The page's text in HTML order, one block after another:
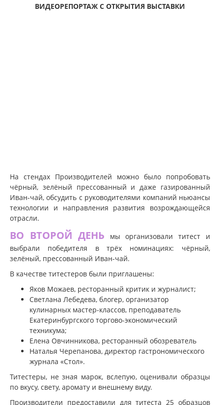
ВИДЕОРЕПОРТАЖ С ОТКРЫТИЯ ВЫСТАВКИ
На стендах Производителей можно было попробовать
чёрный, зелёный прессованный и даже газированный
Иван-чай, обсудить с руководителями компаний ньюансы
технологии и направления развития возрождающейся
отрасли.
ВО ВТОРОЙ ДЕНЬ мы организовали титест и
выбрали победителя в трёх номинациях: чёрный,
зелёный, прессованный Иван-чай.
В качестве титестеров были приглашены:
Яков Можаев, ресторанный критик и журналист;
Светлана Лебедева, блогер, организатор
кулинарных мастер-классов, преподаватель
Екатеринбургского торгово-экономический
техникума;
Елена Овчинникова, ресторанный обозреватель
Наталья Черепанова, директор гастрономического
журнала «Стол».
Титестеры, не зная марок, вслепую, оценивали образцы
по вкусу, свету, аромату и внешнему виду.
Производители предоставили для титеста 25 образцов